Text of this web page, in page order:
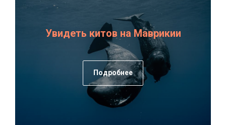
Увидеть китов на Маврикии
Подробнее